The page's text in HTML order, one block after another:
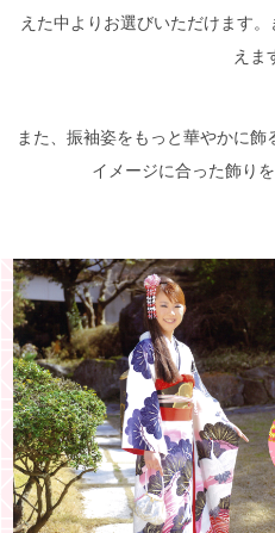
えた中よりお選びいただけます
えま
また、振袖姿をもっと華やかに飾
イメージに合った飾り